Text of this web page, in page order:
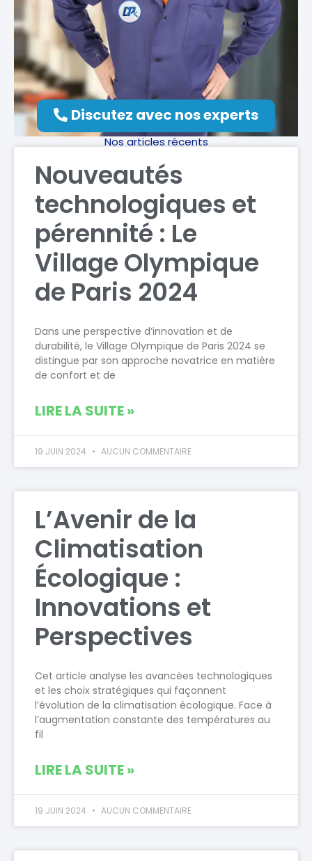
Discutez avec nos experts
Nos articles récents
Nouveautés
technologiques et
pérennité : Le
Village Olympique
de Paris 2024
Dans une perspective d’innovation et de
durabilité, le Village Olympique de Paris 2024 se
distingue par son approche novatrice en matière
de confort et de
LIRE LA SUITE »
19 JUIN 2024 AUCUN COMMENTAIRE
L’Avenir de la
Climatisation
Écologique :
Innovations et
Perspectives
Cet article analyse les avancées technologiques
et les choix stratégiques qui façonnent
l’évolution de la climatisation écologique. Face à
l’augmentation constante des températures au
fil
LIRE LA SUITE »
19 JUIN 2024 AUCUN COMMENTAIRE